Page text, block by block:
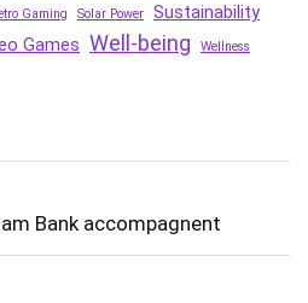
Gaming Solar Power Sustainability
Games Well-being Wellness
Bank accompagnent